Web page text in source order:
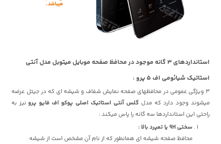
استانداردهای 3 گانه موجود در محافظ صفحه موبایل میتوبل مدل آنتی
استاتیک شیائومی اف 5 پرو :
3 ویژگی عمومی در محافظهای صفحه نمایش شفاف و شیشه ای که در جیتل عرضه
میشوند وجود دارد که مدلگلس آنتی استاتیک اصلی پوکو اف فایو پرونیز به
راحتی این استانداردها سه گانه را پاس میکند :
سختی 9H یا تمپرد بالا :
محافظ صفحه شیشه ای همانطور که از نام آن مشخص است از شیشه